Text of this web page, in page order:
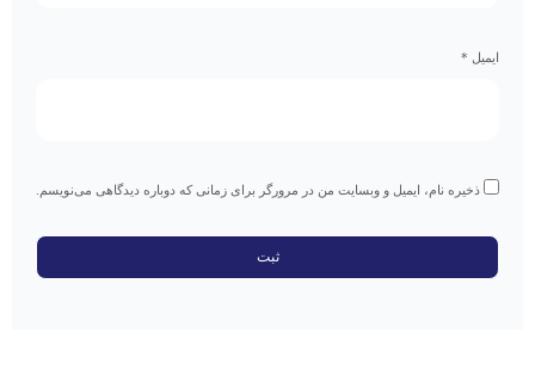
ایمیل *
ذخیره نام، ایمیل و وبسایت من در مرورگر برای زمانی که دوباره دیدگاهی می‌نویسم.